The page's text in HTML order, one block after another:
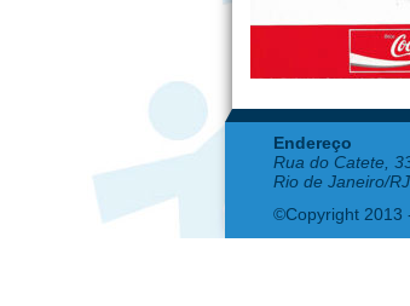
Endereço
Rua do Catete,
Rio de Janeiro/RJ
©Copyright 2013